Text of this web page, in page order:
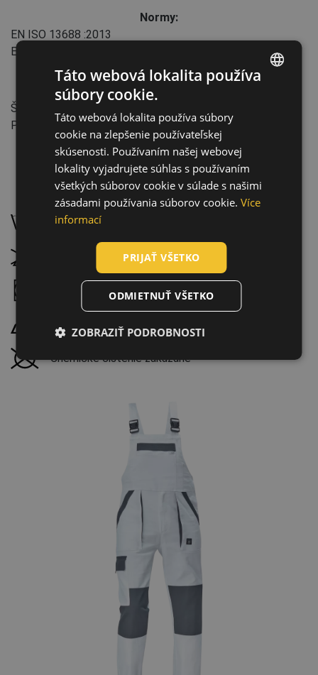
Normy:
EN ISO 13688 :2013
EN ISO 13688
Vlastnosti:
Štýl: Relax
Priemysel: Automobilový priemysel, Strojárstvo
Údržba:
Prať na 40 °C, normálny proces prania
Sušenie v bubnovej sušičke, nízka teplota
Žehliť pri maximálnej teplote 150 °C
Chemické čistenie zakázané
CZECH
SLOVAK
ROMANIAN
LATVIAN
SPANISH
Táto webová lokalita používa
súbory cookie.
Táto webová lokalita používa súbory
cookie na zlepšenie používateľskej
skúsenosti. Používaním našej webovej
lokality vyjadrujete súhlas s používaním
všetkých súborov cookie v súlade s našimi
zásadami používania súborov cookie. Více
informací
PRIJAŤ VŠETKO
ODMIETNUŤ VŠETKO
ZOBRAZIŤ PODROBNOSTI